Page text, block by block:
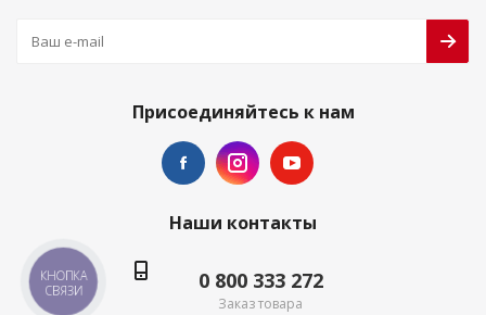
Присоединяйтесь к нам
Наши контакты
0 800 333 272
Заказ товара
КНОПКА
СВЯЗИ